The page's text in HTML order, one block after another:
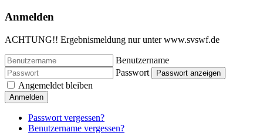
Anmelden
ACHTUNG!! Ergebnismeldung nur unter www.svswf.de
Benutzername
Passwort
Passwort anzeigen
Angemeldet bleiben
Anmelden
Passwort vergessen?
Benutzername vergessen?